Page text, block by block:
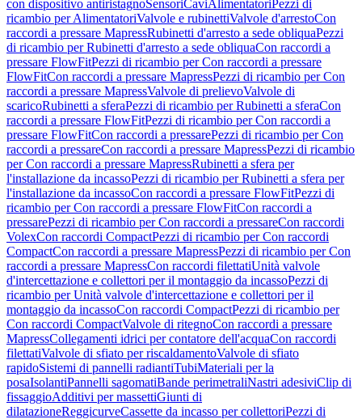
con dispositivo antiristagnoSensoriCaviAlimentatori Pezzi di
ricambio per AlimentatoriValvole e rubinettiValvole d'arrestoCon
raccordi a pressare MapressRubinetti d'arresto a sede obliquaPezzi
di ricambio per Rubinetti d'arresto a sede obliquaCon raccordi a
pressare FlowFitPezzi di ricambio per Con raccordi a pressare
FlowFitCon raccordi a pressare MapressPezzi di ricambio per Con
raccordi a pressare MapressValvole di prelievoValvole di
scaricoRubinetti a sferaPezzi di ricambio per Rubinetti a sferaCon
raccordi a pressare FlowFitPezzi di ricambio per Con raccordi a
pressare FlowFitCon raccordi a pressarePezzi di ricambio per Con
raccordi a pressareCon raccordi a pressare MapressPezzi di ricambio
per Con raccordi a pressare MapressRubinetti a sfera per
l'installazione da incassoPezzi di ricambio per Rubinetti a sfera per
l'installazione da incassoCon raccordi a pressare FlowFitPezzi di
ricambio per Con raccordi a pressare FlowFitCon raccordi a
pressarePezzi di ricambio per Con raccordi a pressareCon raccordi
VolexCon raccordi CompactPezzi di ricambio per Con raccordi
CompactCon raccordi a pressare MapressPezzi di ricambio per Con
raccordi a pressare MapressCon raccordi filettatiUnità valvole
d'intercettazione e collettori per il montaggio da incassoPezzi di
ricambio per Unità valvole d'intercettazione e collettori per il
montaggio da incassoCon raccordi CompactPezzi di ricambio per
Con raccordi CompactValvole di ritegnoCon raccordi a pressare
MapressCollegamenti idrici per contatore dell'acquaCon raccordi
filettatiValvole di sfiato per riscaldamentoValvole di sfiato
rapidoSistemi di pannelli radiantiTubiMateriali per la
posaIsolantiPannelli sagomatiBande perimetraliNastri adesiviClip di
fissaggioAdditivi per massettiGiunti di
dilatazioneReggicurveCassette da incasso per collettoriPezzi di